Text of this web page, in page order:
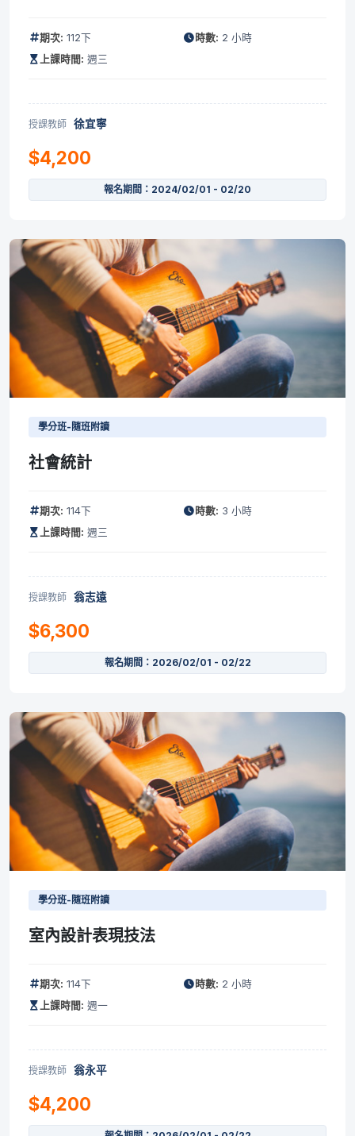
期次: 112下 時數: 2 小時
上課時間: 週三
授課教師 徐宜寧
$4,200
報名期間：2024/02/01 - 02/20
學分班-隨班附讀
社會統計
期次: 114下 時數: 3 小時
上課時間: 週三
授課教師 翁志遠
$6,300
報名期間：2026/02/01 - 02/22
學分班-隨班附讀
室內設計表現技法
期次: 114下 時數: 2 小時
上課時間: 週一
授課教師 翁永平
$4,200